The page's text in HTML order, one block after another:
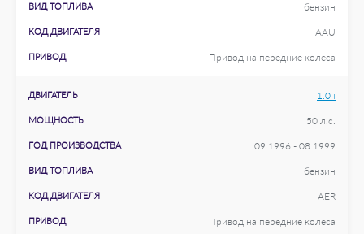
ВИД ТОПЛИВА бензин
КОД ДВИГАТЕЛЯ AAU
ПРИВОД Привод на передние колеса
ДВИГАТЕЛЬ 1.0 i
МОЩНОСТЬ 50 л.с.
ГОД ПРОИЗВОДСТВА 09.1996 - 08.1999
ВИД ТОПЛИВА бензин
КОД ДВИГАТЕЛЯ AER
ПРИВОД Привод на передние колеса